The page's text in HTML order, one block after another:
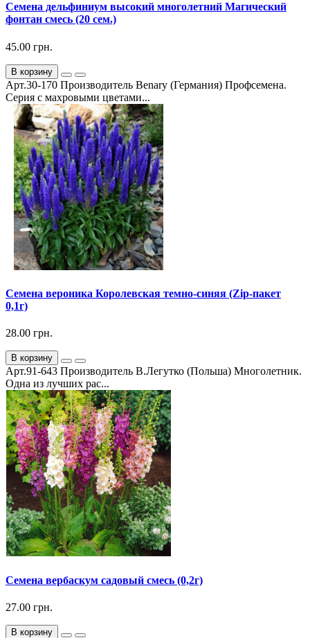
Семена дельфиниум высокий многолетний Магический
фонтан смесь (20 сем.)
45.00 грн.
В корзину
Арт.30-170 Производитель Benary (Германия) Профсемена.
Серия с махровыми цветами...
Семена вероника Королевская темно-синяя (Zip-пакет
0,1г)
28.00 грн.
В корзину
Арт.91-643 Производитель В.Легутко (Польша) Многолетник.
Одна из лучших рас...
Семена вербаскум садовый смесь (0,2г)
27.00 грн.
В корзину